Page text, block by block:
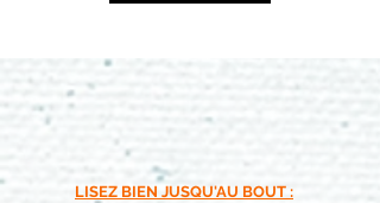
LISEZ BIEN JUSQU'AU BOUT :